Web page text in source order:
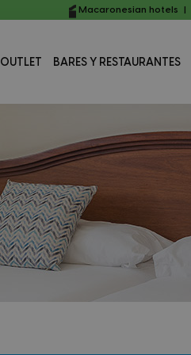
Macaronesian hotels |
OUTLET BARES Y RESTAURANTES